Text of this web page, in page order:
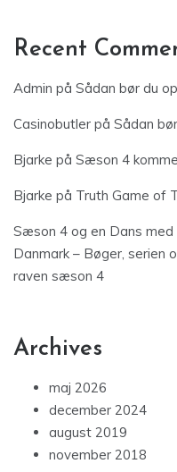
Recent
Admin på Sådan bør du
Casinobutler på Sådan
Bjarke på Sæson 4
Bjarke på Truth Game of
Sæson 4 og en Dans
Danmark – Bøger, serien
raven sæson 4
Archives
maj 2026
december 2024
august 2019
november 2018